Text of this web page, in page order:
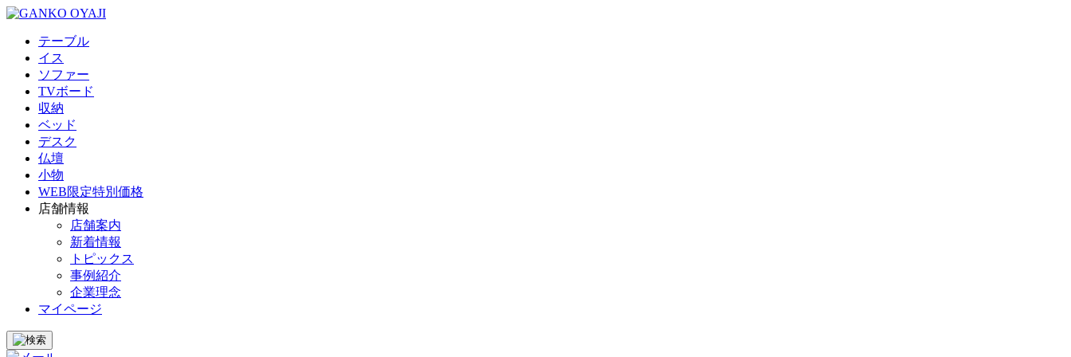
テーブル
イス
ソファー
TVボード
収納
ベッド
デスク
仏壇
小物
WEB限定特別価格
店舗情報
店舗案内
新着情報
トピックス
事例紹介
企業理念
マイページ